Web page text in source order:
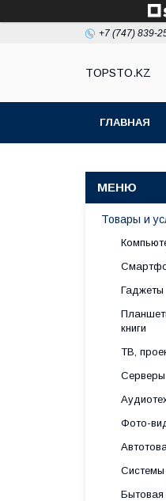
+7 (747) 839-
TOPSTO.KZ
ГЛАВНАЯ
Товары и
Гаджеты
книги
ТВ,
Фото-
Бытовая